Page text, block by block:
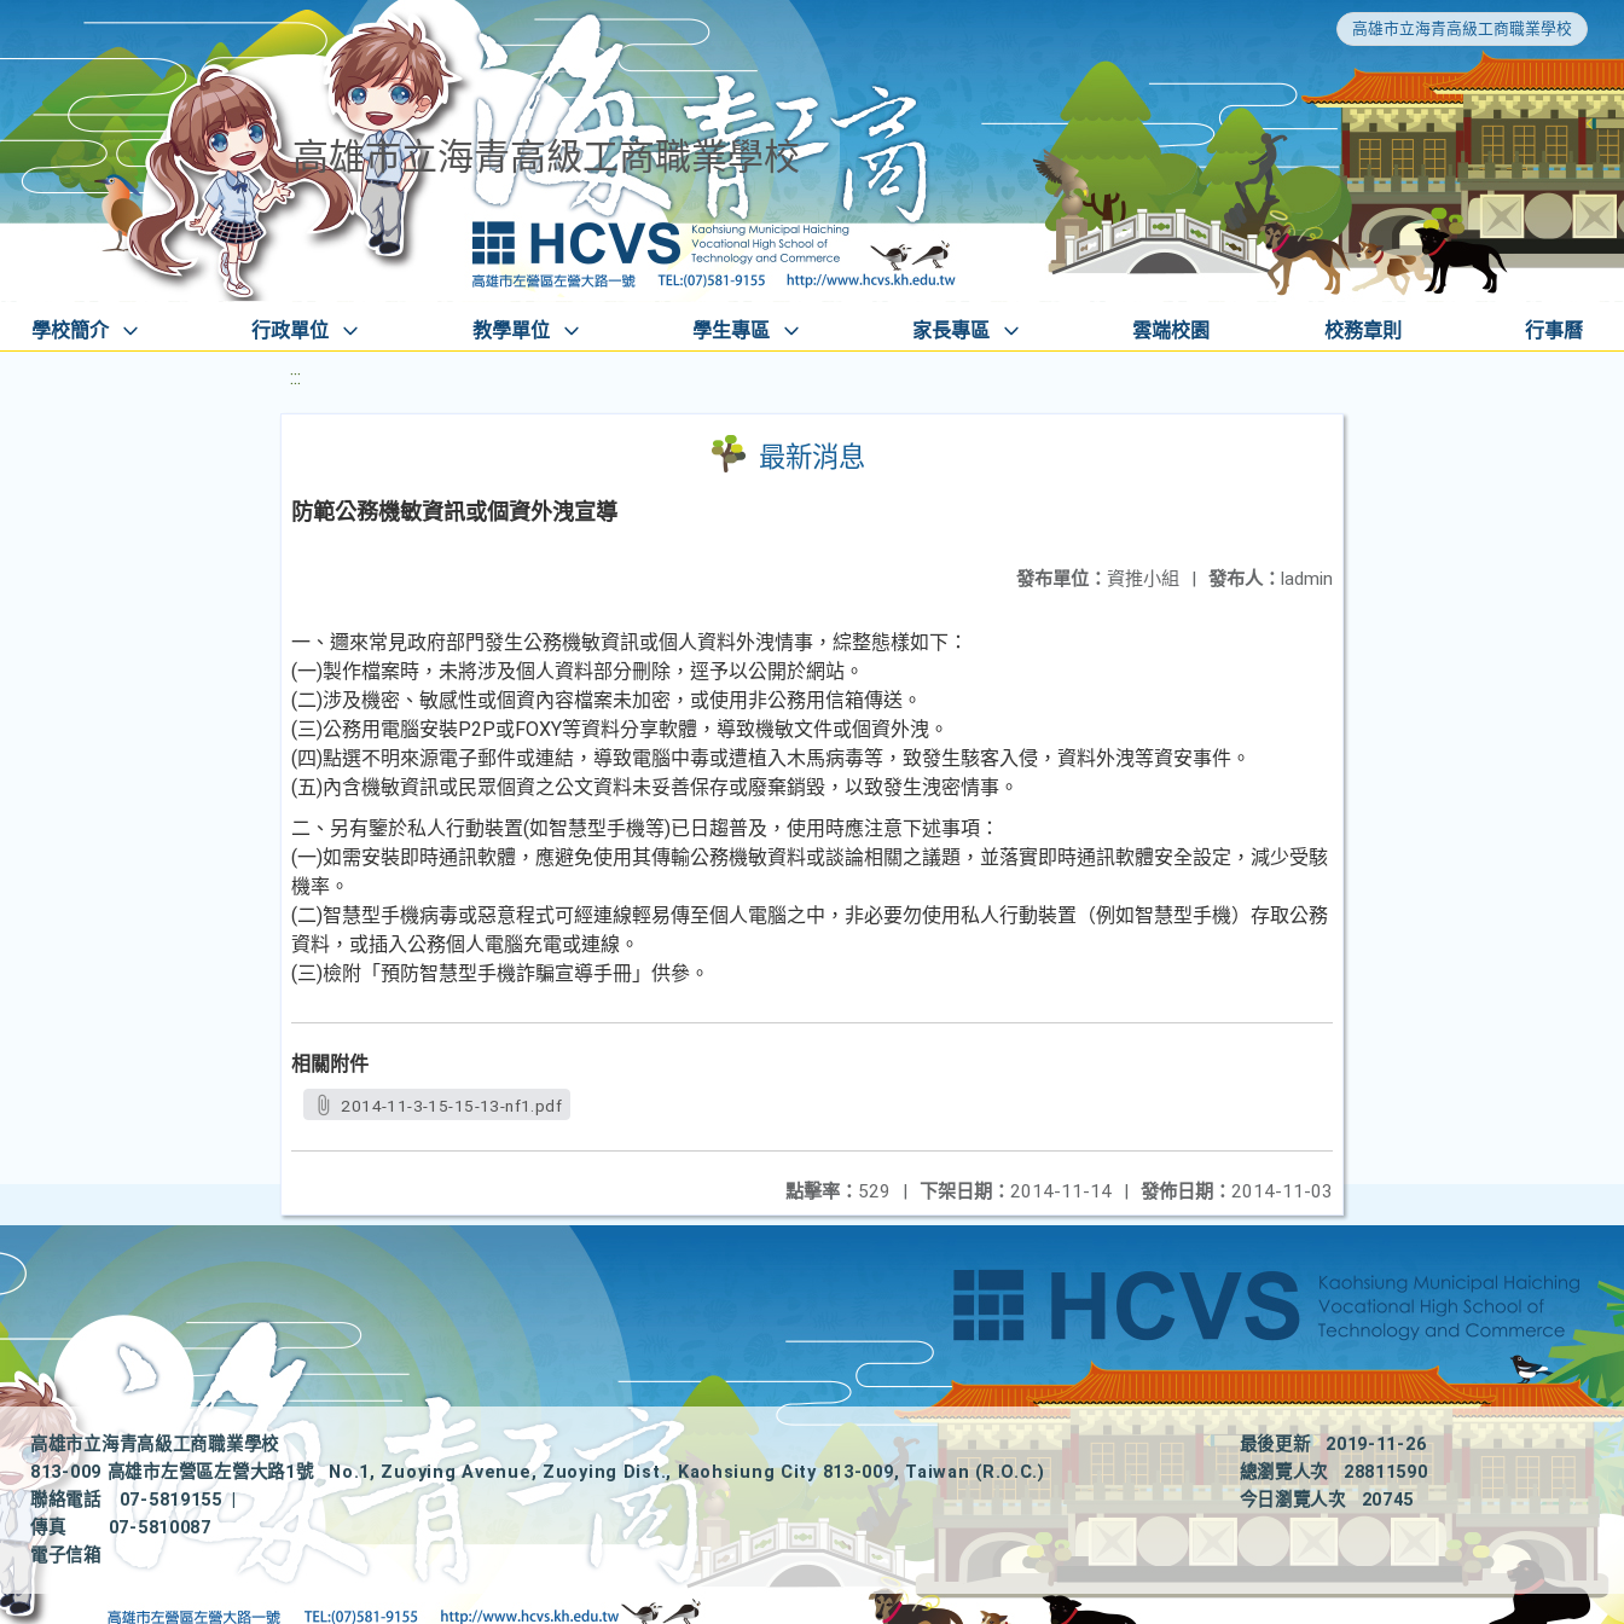
高雄市立海青高級工商職業學校
高雄市立海青高級工商職業學校
學校簡介 行政單位 教學單位 學生專區 家長專區 雲端校園 校務章則 行事曆
:::
最新消息
防範公務機敏資訊或個資外洩宣導
發布人： ladmin
發布單位： 資推小組 |
一、邇來常見政府部門發生公務機敏資訊或個人資料外洩情事，綜整態樣如下：
(一)製作檔案時，未將涉及個人資料部分刪除，逕予以公開於網站。
(二)涉及機密、敏感性或個資內容檔案未加密，或使用非公務用信箱傳送。
(三)公務用電腦安裝P2P或FOXY等資料分享軟體，導致機敏文件或個資外洩。
(四)點選不明來源電子郵件或連結，導致電腦中毒或遭植入木馬病毒等，致發生駭客入侵，資料外洩等資安事件。
(五)內含機敏資訊或民眾個資之公文資料未妥善保存或廢棄銷毀，以致發生洩密情事。
二、另有鑒於私人行動裝置(如智慧型手機等)已日趨普及，使用時應注意下述事項：
(一)如需安裝即時通訊軟體，應避免使用其傳輸公務機敏資料或談論相關之議題，並落實即時通訊軟體安全設定，減少受駭
機率。
(二)智慧型手機病毒或惡意程式可經連線輕易傳至個人電腦之中，非必要勿使用私人行動裝置（例如智慧型手機）存取公務
資料，或插入公務個人電腦充電或連線。
(三)檢附「預防智慧型手機詐騙宣導手冊」供參。
相關附件
2014-11-3-15-15-13-nf1.pdf
發佈日期： 2014-11-03
下架日期： 2014-11-14 |
點擊率： 529 |
高雄市立海青高級工商職業學校
813-009 高雄市左營區左營大路1號
No.1, Zuoying Avenue, Zuoying Dist., Kaohsiung City 813-009, Taiwan (R.O.C.)
聯絡電話
07-5819155
|
傳真
07-5810087
電子信箱
最後更新
2019-11-26
總瀏覽人次
28811590
今日瀏覽人次
20745